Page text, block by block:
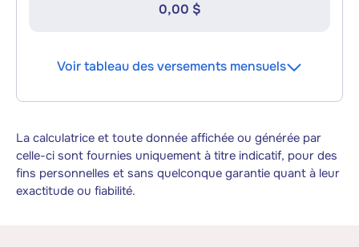
0,00 $
Voir tableau des versements mensuels
La calculatrice et toute donnée affichée ou générée par
celle-ci sont fournies uniquement à titre indicatif, pour des
fins personnelles et sans quelconque garantie quant à leur
exactitude ou fiabilité.